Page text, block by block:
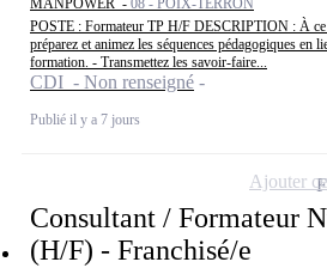
MANPOWER - 08 - POIX-TERRON
POSTE : Formateur TP H/F DESCRIPTION : À
préparez et animez les séquences pédagogiques en
formation. - Transmettez les savoir-faire...
CDI - Non renseigné
Publié il y a 7 jours
Consultant / Formateur
(H/F) - Franchisé/e
Ajouter